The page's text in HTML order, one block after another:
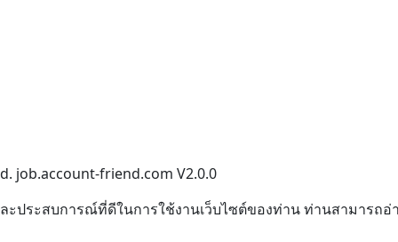
job.account-friend.com V2.0.0
ประสบการณ์ที่ดีในการใช้งานเว็บไซต์ของท่าน ท่านสามารถอ่